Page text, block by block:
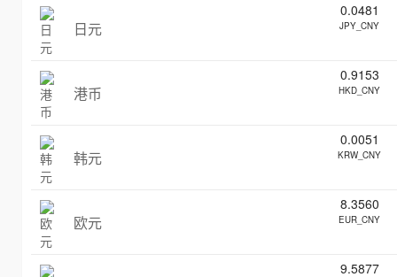
日元
0.0481
JPY_CNY
港币
0.9153
HKD_CNY
韩元
0.0051
KRW_CNY
欧元
8.3560
EUR_CNY
9.5877